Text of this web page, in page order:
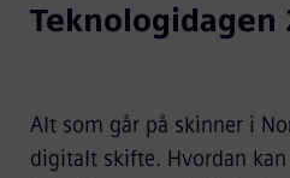
Teknologidagen
Alt som går på skinner i
digitalt skifte. Hvordan